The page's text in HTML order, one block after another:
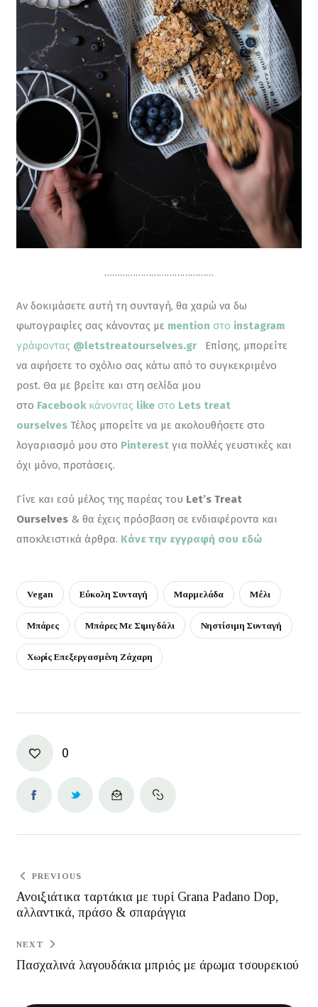
……………………………………
Αν δοκιμάσετε αυτή τη συνταγή, θα χαρώ να δω
φωτογραφίες σας κάνοντας με mention στο instagram
γράφοντας @letstreatourselves.gr
Επίσης, μπορείτε
να αφήσετε το σχόλιο σας κάτω από το συγκεκριμένο
post. Θα με βρείτε και στη σελίδα μου
στο Facebook κάνοντας like στο Lets treat
ourselves Τέλος μπορείτε να με ακολουθήσετε στο
λογαριασμό μου στο Pinterest για πολλές γευστικές και
όχι μόνο, προτάσεις.
Γίνε και εσύ μέλος της παρέας του Let’s Treat
Ourselves & θα έχεις πρόσβαση σε ενδιαφέροντα και
αποκλειστικά άρθρα. Κάνε την εγγραφή σου εδώ
Vegan Εύκολη Συνταγή Μαρμελάδα Μέλι
Μπάρες Μπάρες Με Σιμιγδάλι Νηστίσιμη Συνταγή
Χωρίς Επεξεργασμένη Ζάχαρη
0
PREVIOUS
Ανοιξιάτικα ταρτάκια με τυρί Grana Padano Dop,
αλλαντικά, πράσο & σπαράγγια
NEXT
Πασχαλινά λαγουδάκια μπριός με άρωμα τσουρεκιού